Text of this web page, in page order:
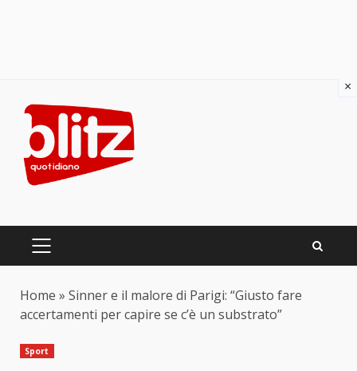
content
PRIMARY
Home » Sinner e il malore di Parigi: “Giusto fare
accertamenti per capire se c’è un substrato”
Sport
×